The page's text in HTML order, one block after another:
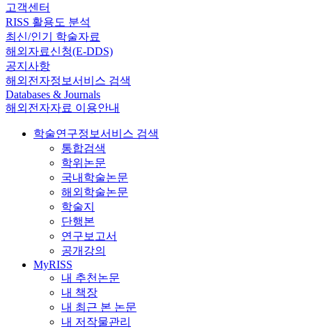
고객센터
RISS 활용도 분석
최신/인기 학술자료
해외자료신청(E-DDS)
공지사항
해외전자정보서비스 검색
Databases & Journals
해외전자자료 이용안내
학술연구정보서비스 검색
통합검색
학위논문
국내학술논문
해외학술논문
학술지
단행본
연구보고서
공개강의
MyRISS
내 추천논문
내 책장
내 최근 본 논문
내 저작물관리